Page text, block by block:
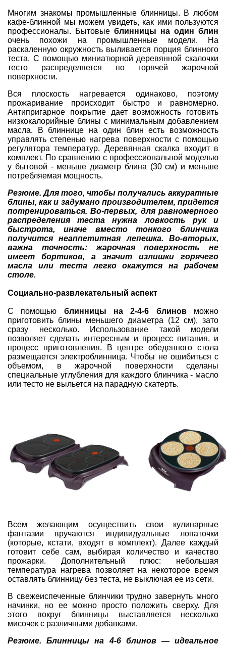
Многим знакомы промышленные блинницы. В любом
кафе-блинной мы можем увидеть, как ими пользуются
профессионалы. Бытовые блинницы на один блин
очень похожи на промышленные модели. На
раскаленную окружность выливается порция блинного
теста. С помощью миниатюрной деревянной скалочки
тесто распределяется по горячей жарочной
поверхности.
Вся плоскость нагревается одинаково, поэтому
прожаривание происходит быстро и равномерно.
Антипригарное покрытие дает возможность готовить
низкокалорийные блины с минимальным добавлением
масла. В блиннице на один блин есть возможность
управлять степенью нагрева поверхности с помощью
регулятора температур. Деревянная скалка входит в
комплект. По сравнению с профессиональной моделью
у бытовой - меньше диаметр блина (30 см) и меньше
потребляемая мощность.
Резюме. Для того, чтобы получались аккуратные
блины, как и задумано производителем, придется
потренироваться. Во-первых, для равномерного
распределения теста нужна ловкость рук и
быстрота, иначе вместо тонкого блинчика
получится неаппетитная лепешка. Во-вторых,
важна точность: жарочная поверхность не
имеет бортиков, а значит излишки горячего
масла или теста легко окажутся на рабочем
столе.
Социально-развлекательный аспект
С помощью блинницы на 2-4-6 блиновможно
приготовить блины меньшего диаметра (12 см), зато
сразу несколько. Использование такой модели
позволяет сделать интересным и процесс питания, и
процесс приготовления. В центре обеденного стола
размещается электроблинница. Чтобы не ошибиться с
объемом, в жарочной поверхности сделаны
специальные углубления для каждого блинчика - масло
или тесто не выльется на парадную скатерть.
Всем желающим осуществить свои кулинарные
фантазии вручаются индивидуальные лопаточки
(которые, кстати, входят в комплект). Далее каждый
готовит себе сам, выбирая количество и качество
прожарки. Дополнительный плюс: небольшая
температура нагрева позволяет на некоторое время
оставлять блинницу без теста, не выключая ее из сети.
В свежеиспеченные блинчики трудно завернуть много
начинки, но ее можно просто положить сверху. Для
этого вокруг блинницы выставляется несколько
мисочек с различными добавками.
Резюме. Блинницы на 4-6 блинов — идеальное